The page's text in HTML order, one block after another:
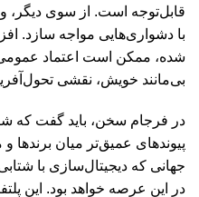
قابل‌توجه است. از سوی دیگر،
با دشواری‌هایی مواجه سازد.
شده، ممکن است اعتماد عمومی
بی‌مانند خویش، نقشی
در فرجام سخن، باید گفت که
پیوندهای عمیق‌تر میان برندها
جهانی که دیجیتال‌سازی با
در این عرصه خواهد بود. این